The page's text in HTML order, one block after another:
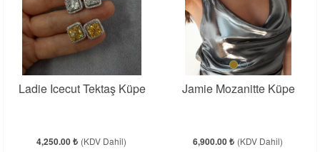
Ladie Icecut Tektaş Küpe
4,250.00 ₺ (KDV Dahil)
Jamie Mozanitte Küpe
6,900.00 ₺ (KDV Dahil)